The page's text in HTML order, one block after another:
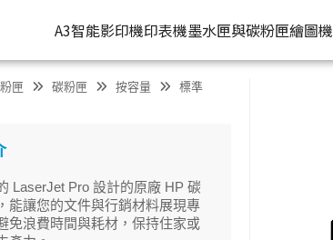
廠碳粉匣(CE310A) | HP® 惠普台灣原廠購物網
A3智能影印機印表機
按類型
雷射印表機
墨水匣與碳粉匣繪圖機
匣 碳粉匣 按容量 標準
LaserJet Pro 設計的原廠 HP 碳
能讓您的文件與行銷材料展現專
免浪費時間與耗材，保持住家或